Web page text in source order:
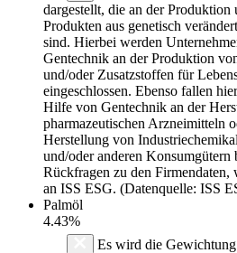
dargestellt, die an der Produktion
Produkten aus genetisch
sind. Hierbei werden
Gentechnik an der Produktion
und/oder Zusatzstoffen für
eingeschlossen. Ebenso fallen
Hilfe von Gentechnik an der
pharmazeutischen Arzneimitteln
Herstellung von
und/oder anderen Konsumgütern
Rückfragen zu den Firmendaten,
an ISS ESG. (Datenquelle: ISS
Palmöl
4.43%
Es wird die